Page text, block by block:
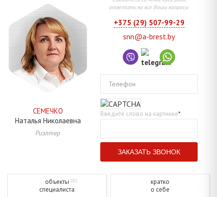
СЕМЕЧКО
Наталья Николаевна
Риэлтер
ответить на все Ваши вопросы
+375 (29) 507-99-29
snn@a-brest.by
Телефон
Введите слово на картинке*
объекты 202
специалиста
кратко
о себе